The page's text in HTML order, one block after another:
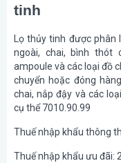
tinh
Lọ thủy tinh được phân
ngoài, chai, bình thót
ampoule và các loại đồ
chuyển hoặc đóng
chai, nắp đậy và các
cụ thể 7010.90.99
Thuế nhập khẩu thông
Thuế nhập khẩu ưu đãi: